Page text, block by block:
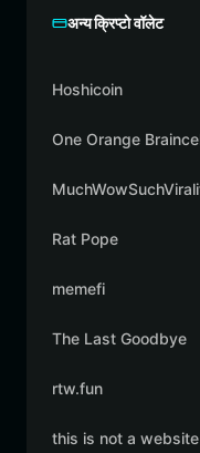
अन्य क्रिप्टो वॉलेट
Hoshicoin
One Orange
Rat Pope
memefi
The Last Goodbye
rtw.fun
this is not a website